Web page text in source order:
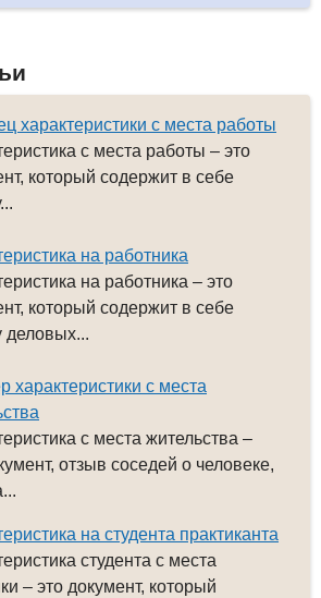
характеристики с места работы
с места работы – это
который содержит в себе
на работника
на работника – это
который содержит в себе
деловых...
характеристики с места
с места жительства –
отзыв соседей о человеке,
на студента практиканта
студента с места
– это документ, который